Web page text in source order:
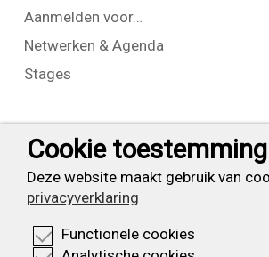
Aanmelden voor…
Netwerken & Agenda
Stages
Contact
T:+31 (0) 23 525 7826
Cookie toestemming
Deze website maakt gebruik van
privacyverklaring
Functionele cookies